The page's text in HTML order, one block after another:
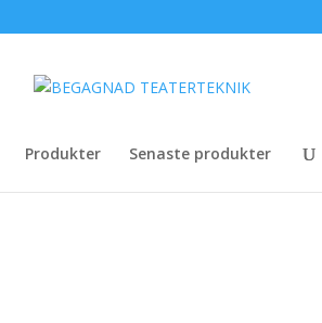
Produkter Senaste produkter